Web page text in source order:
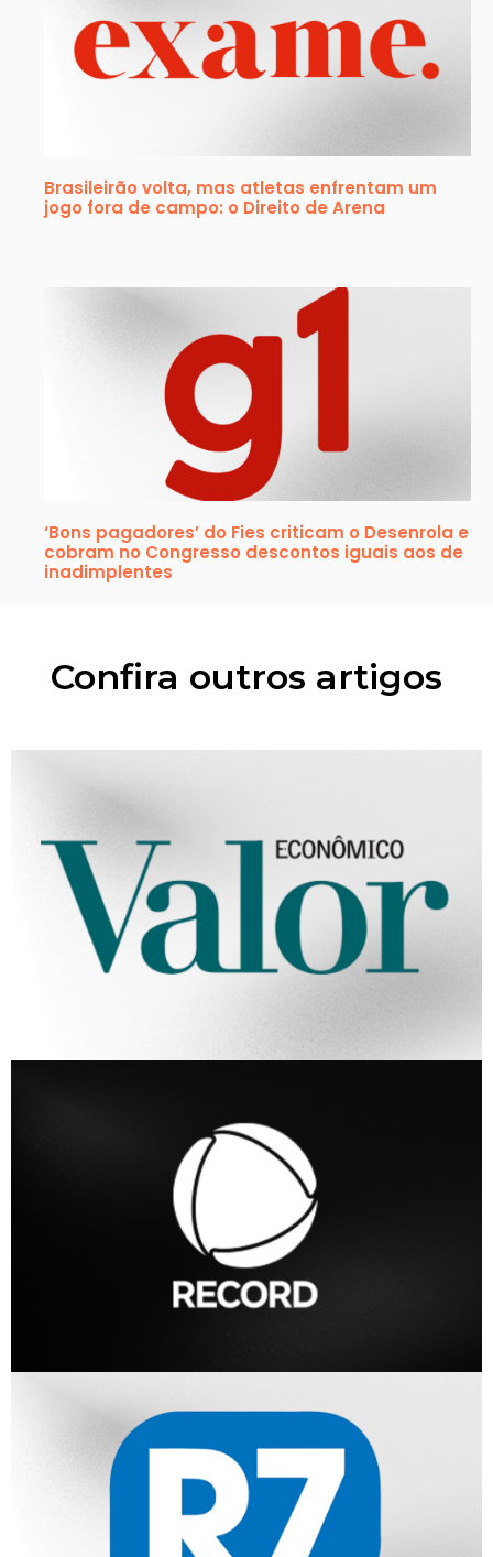
Brasileirão volta, mas atletas enfrentam um
jogo fora de campo: o Direito de Arena
‘Bons pagadores’ do Fies criticam o Desenrola e
cobram no Congresso descontos iguais aos de
inadimplentes
Confira outros artigos